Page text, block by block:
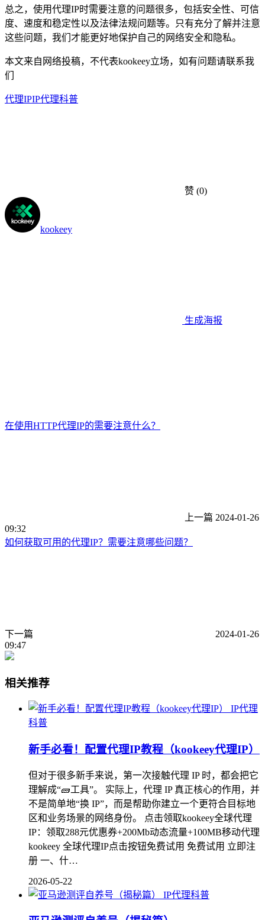
总之，使用代理IP时需要注意的问题很多，包括安全性、可信
度、速度和稳定性以及法律法规问题等。只有充分了解并注意
这些问题，我们才能更好地保护自己的网络安全和隐私。
本文来自网络投稿，不代表kookeey立场，如有问题请联系我
们
代理IPIP代理科普
赞 (0)
kookeey
生成海报
在使用HTTP代理IP的需要注意什么？
上一篇 2024-01-26
09:32
如何获取可用的代理IP？需要注意哪些问题？
下一篇
2024-01-26
09:47
相关推荐
IP代理
科普
新手必看！配置代理IP教程（kookeey代理IP）
但对于很多新手来说，第一次接触代理 IP 时，都会把它
理解成“🧱工具”。 实际上，代理 IP 真正核心的作用，并
不是简单地“换 IP”，而是帮助你建立一个更符合目标地
区和业务场景的网络身份。 点击领取kookeey全球代理
IP：领取288元优惠券+200Mb动态流量+100MB移动代理
kookeey 全球代理IP点击按钮免费试用 免费试用 立即注
册 一、什…
2026-05-22
IP代理科普